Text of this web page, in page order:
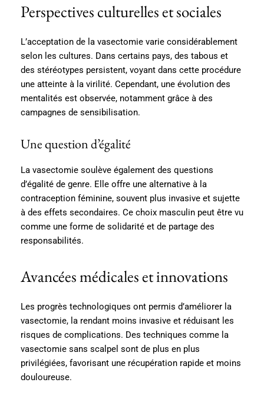
Perspectives culturelles et sociales
L’acceptation de la vasectomie varie considérablement
selon les cultures. Dans certains pays, des tabous et
des stéréotypes persistent, voyant dans cette procédure
une atteinte à la virilité. Cependant, une évolution des
mentalités est observée, notamment grâce à des
campagnes de sensibilisation.
Une question d’égalité
La vasectomie soulève également des questions
d’égalité de genre. Elle offre une alternative à la
contraception féminine, souvent plus invasive et sujette
à des effets secondaires. Ce choix masculin peut être vu
comme une forme de solidarité et de partage des
responsabilités.
Avancées médicales et innovations
Les progrès technologiques ont permis d’améliorer la
vasectomie, la rendant moins invasive et réduisant les
risques de complications. Des techniques comme la
vasectomie sans scalpel sont de plus en plus
privilégiées, favorisant une récupération rapide et moins
douloureuse.